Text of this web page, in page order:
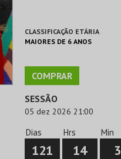
CLASSIFICAÇÃO ETÁRIA
MAIORES DE 6 ANOS
COMPRAR
SESSÃO
05 dez 2026 21:00
Dias
121
Hrs
14
Min
3